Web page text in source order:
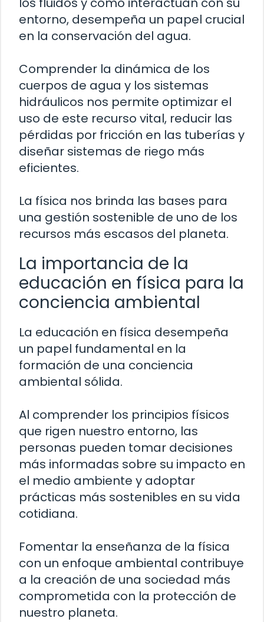
entorno, desempeña un papel crucial
en la conservación del agua.
Comprender la dinámica de los
cuerpos de agua y los sistemas
hidráulicos nos permite optimizar el
uso de este recurso vital, reducir las
pérdidas por fricción en las tuberías y
diseñar sistemas de riego más
eficientes.
La física nos brinda las bases para
una gestión sostenible de uno de los
recursos más escasos del planeta.
La importancia de la
educación en física para la
conciencia ambiental
La educación en física desempeña
un papel fundamental en la
formación de una conciencia
ambiental sólida.
Al comprender los principios físicos
que rigen nuestro entorno, las
personas pueden tomar decisiones
más informadas sobre su impacto en
el medio ambiente y adoptar
prácticas más sostenibles en su vida
cotidiana.
Fomentar la enseñanza de la física
con un enfoque ambiental contribuye
a la creación de una sociedad más
comprometida con la protección de
nuestro planeta.